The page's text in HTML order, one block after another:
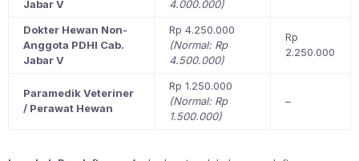
Jabar V 4.000.000)
Dokter Hewan Non-
Anggota PDHI Cab.
Jabar V
Rp 4.250.000
(Normal: Rp
4.500.000)
Rp
2.250.000
Paramedik Veteriner
/ Perawat Hewan
Rp 1.250.000
(Normal: Rp
1.500.000)
–